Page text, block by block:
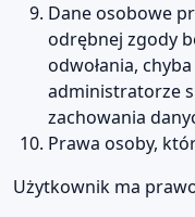
Dane osobowe
odrębnej zgody
odwołania,
administratorze
zachowania
Prawa osoby,
Użytkownik ma